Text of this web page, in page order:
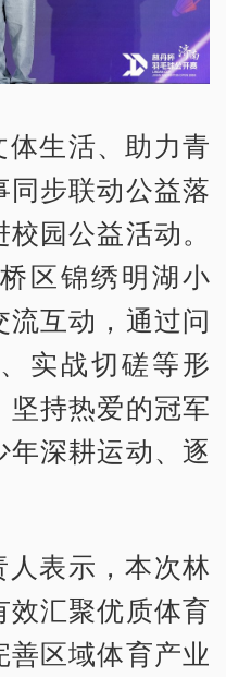
生活、助力青
步联动公益落
园公益活动。
区锦绣明湖小
互动，通过问
实战切磋等形
持热爱的冠军
深耕运动、逐
表示，本次林
汇聚优质体育
区域体育产业